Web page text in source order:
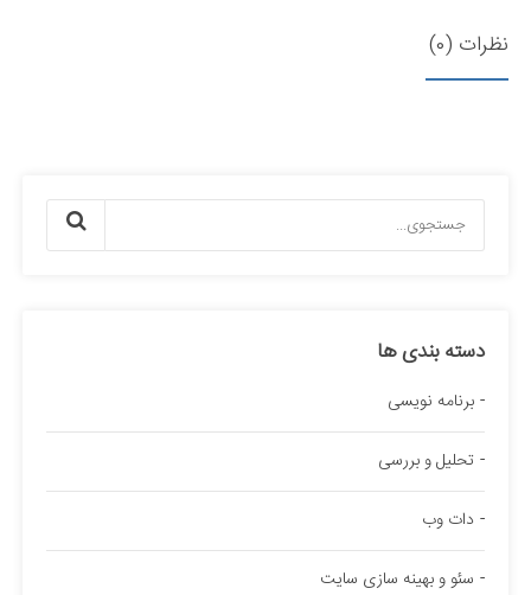
نظرات (0)
دسته بندی ها
برنامه نویسی
تحلیل و بررسی
دات وب
سئو و بهینه سازی سایت